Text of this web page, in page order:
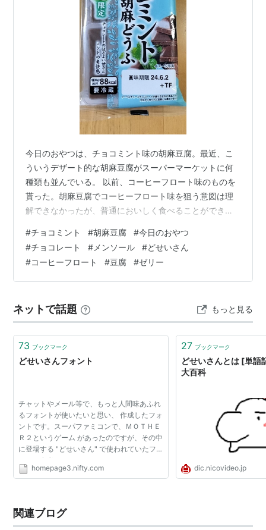
いが、飛び道具を相殺したり、シールドを削りやすい利
今日のおやつは、チョコミント味の胡麻豆腐。最近、こ
ういうデザート的な胡麻豆腐がスーパーマーケットに何
種類も並んでいる。 以前、コーヒーフロート味のものを
貰った。胡麻豆腐でコーヒーフロート味を狙う意図は理
解できなかったが、普通においしく食べることができ
「MOTHER」というゲームに登場するキャラクター（種
族）の「どせいさん」の好物が、「いちご豆腐」だっ
た。いちごミルク味かつ胡麻豆腐ということで、どせい
さんの好物とは少し違うけれど、なかなか良い味だった
味はわからなかった。すり胡麻・胡麻ペーストの…
#チョコミント #胡麻豆腐 #今日のおやつ
#チョコレート # メンソール #どせいさん
#コーヒーフロート #豆腐 #ゼリー
ネットで話題 もっと見る
73 ブックマーク
どせいさんフォント
チャットやメール等で、もっと人間味あふれ
るフォントが使いたいと思い、 作成したフォ
ントです。スーパファミコンで、ＭＯＴＨＥ
Ｒ２というゲーム があったのですが、その中
に登場する "どせいさん" で使われていたフォ
ントを参考にしました。 なお、このフォント
には、ひらがなとカタカナと半角数字および
homepage3.nifty.com
27 ブックマーク
どせいさんとは [単語
大百科
dic.nicovideo.jp
関連ブログ